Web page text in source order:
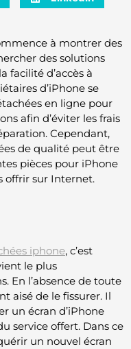
à montrer des
des solutions
facilité d’accès à
d’iPhone se
en ligne pour
afin d’éviter les frais
Cependant,
de qualité peut être
pièces pour iPhone
offrir sur Internet.
iphone, c’est
le plus
En l’absence de toute
aisé de le fissurer. Il
un écran d’iPhone
service offert. Dans ce
un nouvel écran